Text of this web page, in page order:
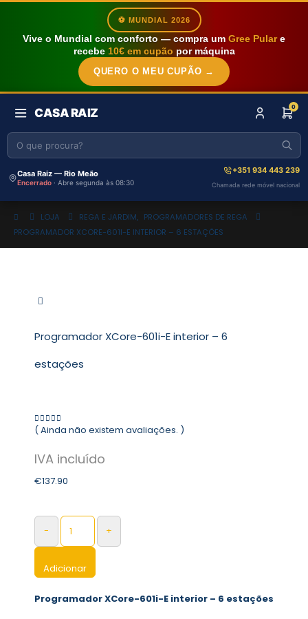
⚽ MUNDIAL 2026
Vive o Mundial com conforto — compra um Gree Pulare
recebe 10€ em cupão por máquina
QUERO O MEU CUPÃO →
CASA RAIZ 0
Casa Raiz — Rio Meão
Encerrado · Abre segunda às 08:30
+351 934 443 239
Chamada rede móvel nacional
LOJA REGA E JARDIM, PROGRAMADORES DE REGA
PROGRAMADOR XCORE-601I-E INTERIOR – 6 ESTAÇÕES
Programador XCore-601i-E interior – 6
estações
0 out of 5
( Ainda não existem avaliações. )
€137.90
- +
Adicionar
Programador XCore-601i-E interior – 6 estações